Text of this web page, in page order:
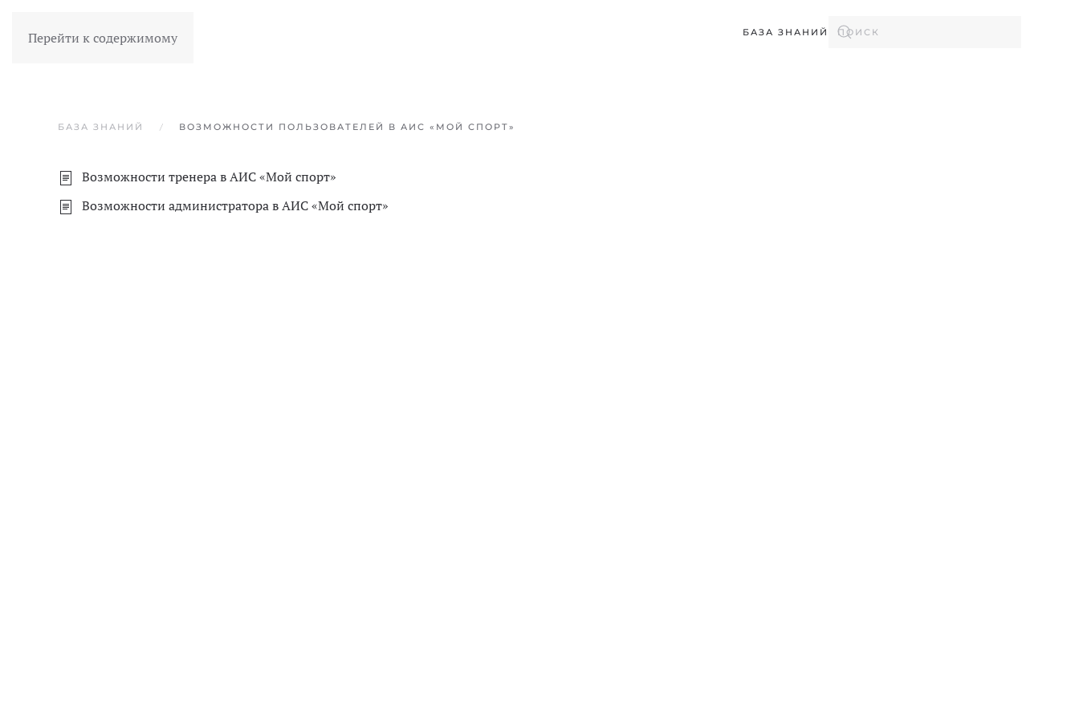
Перейти к содержимому БАЗА ЗНАНИЙ
БАЗА ЗНАНИЙ ВОЗМОЖНОСТИ ПОЛЬЗОВАТЕЛЕЙ В АИС «‎МОЙ СПОРТ»
Возможности тренера в АИС «‎Мой спорт»
Возможности администратора в АИС «‎Мой спорт»